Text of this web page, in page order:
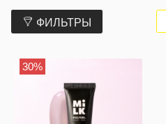
ФИЛЬТРЫ
30%